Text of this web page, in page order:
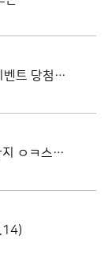
트 당첨자
ㅇㅋ스마